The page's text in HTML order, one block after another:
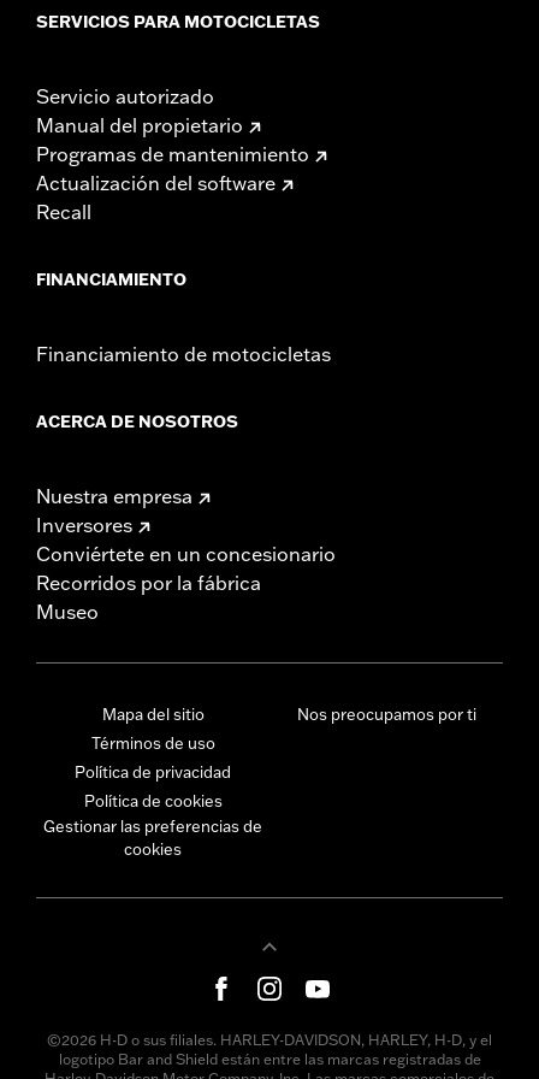
SERVICIOS PARA MOTOCICLETAS
Servicio autorizado
Manual del propietario
Programas de mantenimiento
Actualización del software
Recall
FINANCIAMIENTO
Financiamiento de motocicletas
ACERCA DE NOSOTROS
Nuestra empresa
Inversores
Conviértete en un concesionario
Recorridos por la fábrica
Museo
Mapa del sitio
Términos de uso
Política de privacidad
Política de cookies
Gestionar las preferencias de
cookies
Nos preocupamos por ti
©2026 H-D o sus filiales. HARLEY-DAVIDSON, HARLEY, H-D, y el
logotipo Bar and Shield están entre las marcas registradas de